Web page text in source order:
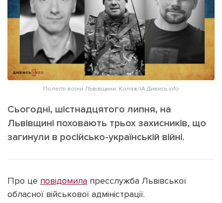
Інтерв'ю
Картки
Репортаж
Розслідування
Погляди
Лонгріди
Прес-релізи
Фото/Відео
Made in Lviv
[email protected]
Політика конфіденційності
Полеглі воїни ЛЬвівщини. Колаж/ІА Дивись.info
Сьогодні, шістнадцятого липня, на
Львівщині поховають трьох захисників, що
загинули в російсько-українській війні.
Про це повідомила пресслужба Львівської
обласної військової адміністрації.